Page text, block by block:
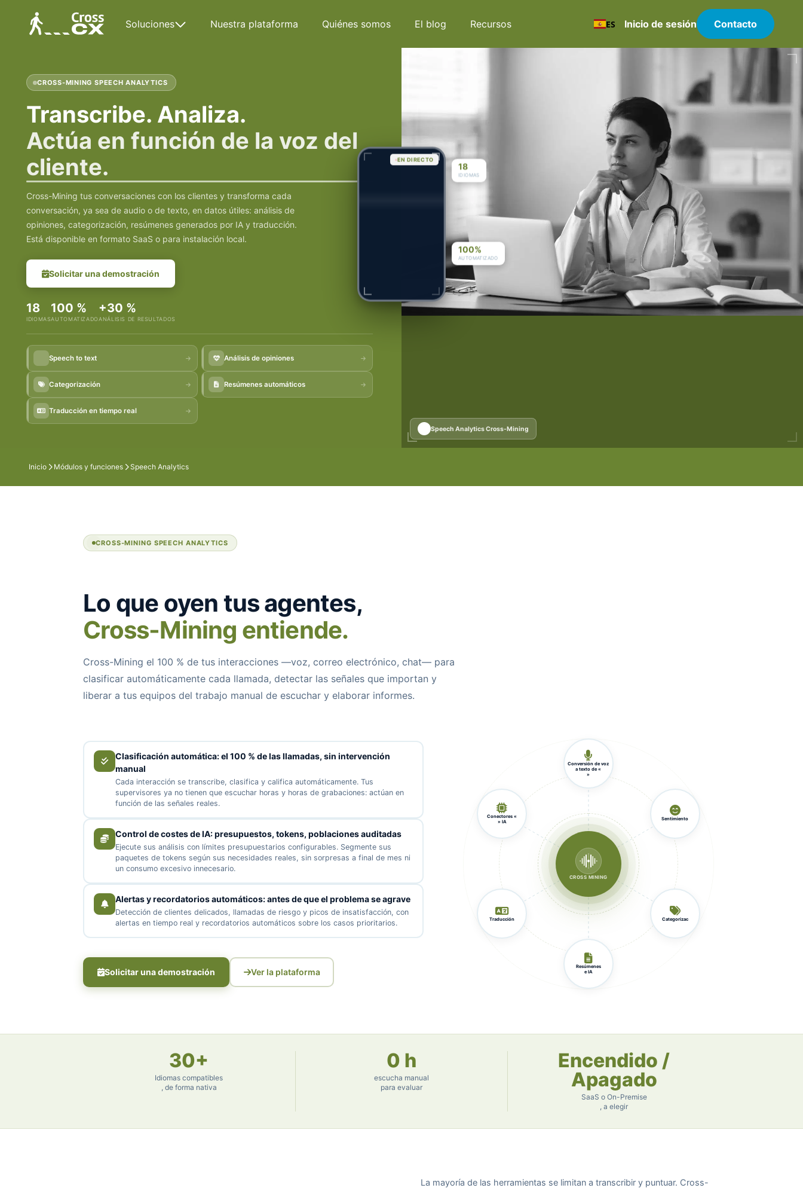
Soluciones Nuestra plataforma Quiénes somos El blog Recursos ES Inicio de sesión Contacto
CROSS-MINING SPEECH ANALYTICS
Transcribe. Analiza.
Actúa en función de la voz del
cliente.
Cross-Mining tus conversaciones con los clientes y transforma cada
conversación, ya sea de audio o de texto, en datos útiles: análisis de
opiniones, categorización, resúmenes generados por IA y traducción.
Está disponible en formato SaaS o para instalación local.
Solicitar una demostración
18
IDIOMAS
100 %
AUTOMATIZADO
+30 %
ANÁLISIS DE RESULTADOS
Speech to text
Categorización
Traducción en tiempo real
Análisis de opiniones
Resúmenes automáticos
Speech Analytics Cross-Mining
18
IDIOMAS
100%
AUTOMATIZADO
EN DIRECTO
Inicio Módulos y funciones Speech Analytics
CROSS-MINING SPEECH ANALYTICS
Lo que oyen tus agentes,
Cross-Mining entiende.
Cross-Mining el 100 % de tus interacciones —voz, correo electrónico, chat— para
clasificar automáticamente cada llamada, detectar las señales que importan y
liberar a tus equipos del trabajo manual de escuchar y elaborar informes.
Clasificación automática: el 100 % de las llamadas, sin intervención
manual
Cada interacción se transcribe, clasifica y califica automáticamente. Tus
supervisores ya no tienen que escuchar horas y horas de grabaciones: actúan en
función de las señales reales.
Control de costes de IA: presupuestos, tokens, poblaciones auditadas
Ejecute sus análisis con límites presupuestarios configurables. Segmente sus
paquetes de tokens según sus necesidades reales, sin sorpresas a final de mes ni
un consumo excesivo innecesario.
Alertas y recordatorios automáticos: antes de que el problema se agrave
Detección de clientes delicados, llamadas de riesgo y picos de insatisfacción, con
alertas en tiempo real y recordatorios automáticos sobre los casos prioritarios.
Solicitar una demostración Ver la plataforma
CROSS MINING
Conversión de voz
a texto de «
»
Sentimiento
Categorizac
Resúmenes
e IA
Traducción
Conectores «
» IA
30+
Idiomas compatibles
, de forma nativa
0 h
escucha manual
para evaluar
Encendido /
Apagado
SaaS o On-Premise
, a elegir
La mayoría de las herramientas se limitan a transcribir y puntuar. Cross-